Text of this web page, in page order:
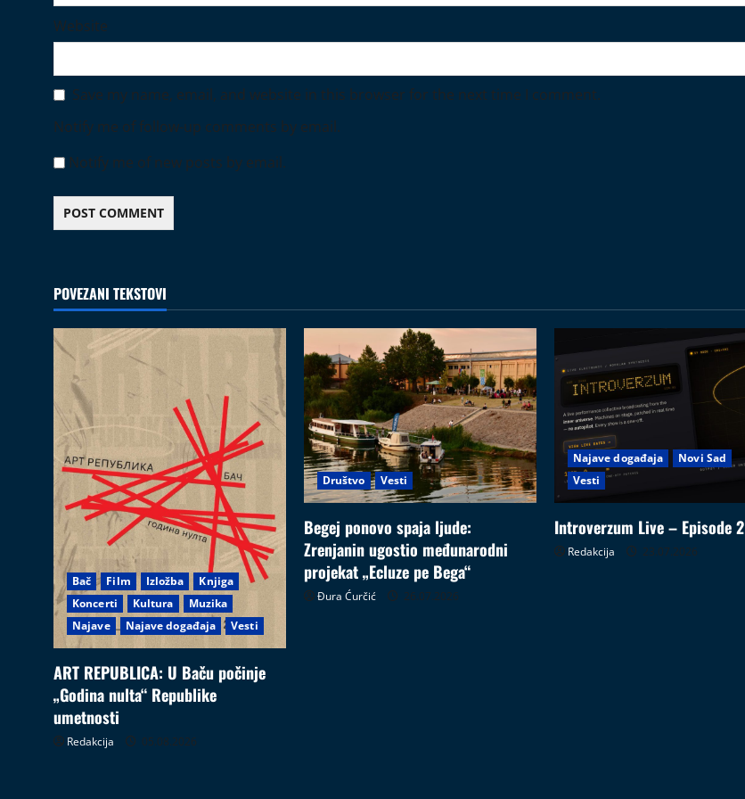
Website
Save my name, email, and website in this browser for the next time I comment.
Notify me of follow-up comments by email.
Notify me of new posts by email.
POVEZANI TEKSTOVI
Bač Film Izložba
Knjiga
Koncerti
Kultura
Muzika
Najave
Najave događaja Vesti
ART REPUBLICA: U Baču počinje
„Godina nulta“ Republike
umetnosti
Redakcija 05.08.2026
Društvo Vesti
Begej ponovo spaja ljude:
Zrenjanin ugostio međunarodni
projekat „Ecluze pe Bega“
Đura Ćurčić 26.07.2026
Najave događaja
Novi Sad
Vesti
Introverzum Live – Episode 2
Redakcija 23.07.2026